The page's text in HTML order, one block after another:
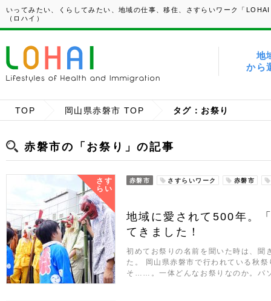
いってみたい、くらしてみたい、地域の仕事、移住、さすらいワーク「
（ロハイ）
地
から
TOP 岡山県赤磐市 TOP タグ：お祭り
赤磐市の「お祭り」の記事
さす
らい
赤磐市 さすらいワーク 赤磐市
地域に愛されて500年。
てきました！
初めてお祭りの名前を聞いた時は、聞
た。 岡山県赤磐市で行われている秋
そ……。一体どんなお祭りなのか。パ